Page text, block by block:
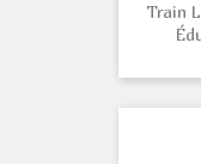
Train